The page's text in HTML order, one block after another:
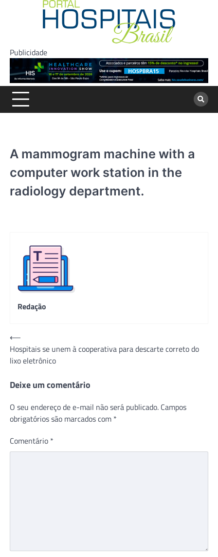
Publicidade
A mammogram machine with a
computer work station in the
radiology department.
Redação
Navegação
de
Post
⟵
Hospitais se unem à cooperativa para descarte correto do
lixo eletrônico
Deixe um comentário
O seu endereço de e-mail não será publicado. Campos
obrigatórios são marcados com *
Comentário *